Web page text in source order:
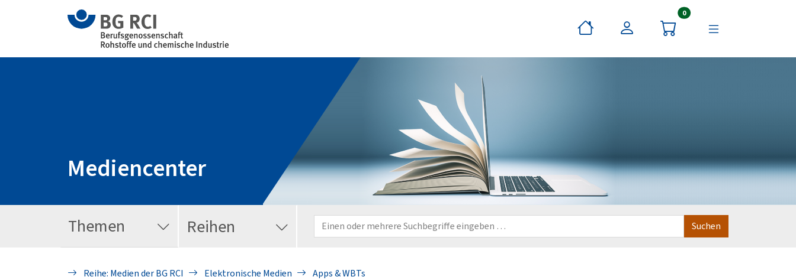
0Artikel im Warenkorb
Mediencenter
Themen Reihen
Reihe: Medien der BG RCI Elektronische Medien Apps & WBTs